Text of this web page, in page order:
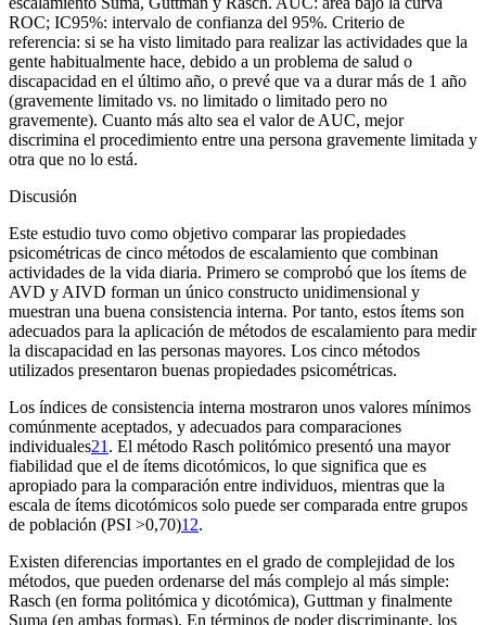
ROC; IC95%: intervalo de confianza del 95%. Criterio de
referencia: si se ha visto limitado para realizar las actividades que la
gente habitualmente hace, debido a un problema de salud o
discapacidad en el último año, o prevé que va a durar más de 1 año
(gravemente limitado vs. no limitado o limitado pero no
gravemente). Cuanto más alto sea el valor de AUC, mejor
discrimina el procedimiento entre una persona gravemente limitada y
otra que no lo está.
Discusión
Este estudio tuvo como objetivo comparar las propiedades
psicométricas de cinco métodos de escalamiento que combinan
actividades de la vida diaria. Primero se comprobó que los ítems de
AVD y AIVD forman un único constructo unidimensional y
muestran una buena consistencia interna. Por tanto, estos ítems son
adecuados para la aplicación de métodos de escalamiento para medir
la discapacidad en las personas mayores. Los cinco métodos
utilizados presentaron buenas propiedades psicométricas.
Los índices de consistencia interna mostraron unos valores mínimos
comúnmente aceptados, y adecuados para comparaciones
individuales21. El método Rasch politómico presentó una mayor
fiabilidad que el de ítems dicotómicos, lo que significa que es
apropiado para la comparación entre individuos, mientras que la
escala de ítems dicotómicos solo puede ser comparada entre grupos
de población (PSI >0,70)12.
Existen diferencias importantes en el grado de complejidad de los
métodos, que pueden ordenarse del más complejo al más simple:
Rasch (en forma politómica y dicotómica), Guttman y finalmente
Suma (en ambas formas). En términos de poder discriminante, los